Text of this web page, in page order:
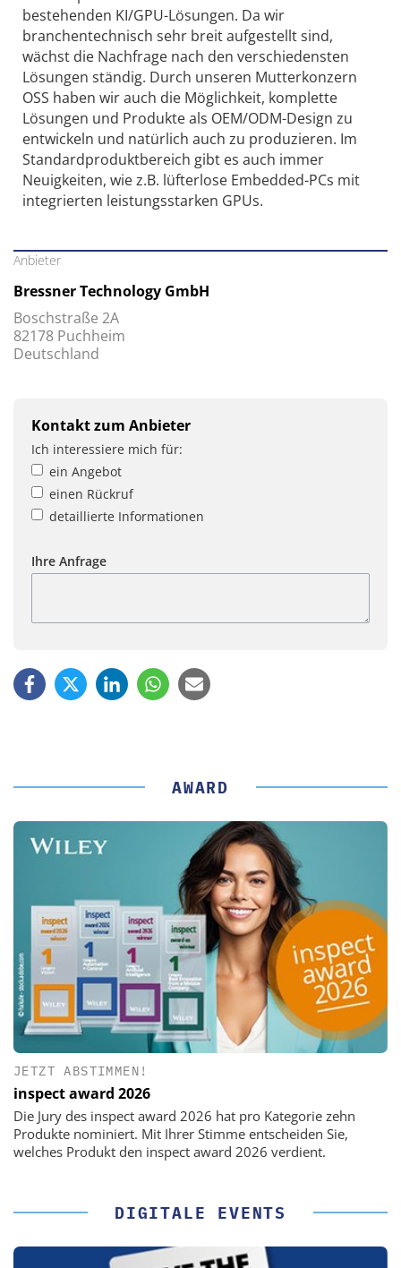
bestehenden KI/GPU-Lösungen. Da wir
branchentechnisch sehr breit aufgestellt sind,
wächst die Nachfrage nach den verschiedensten
Lösungen ständig. Durch unseren Mutterkonzern
OSS haben wir auch die Möglichkeit, komplette
Lösungen und Produkte als OEM/ODM-Design zu
entwickeln und natürlich auch zu produzieren. Im
Standardproduktbereich gibt es auch immer
Neuigkeiten, wie z.B. lüfterlose Embedded-PCs mit
integrierten leistungsstarken GPUs.
Anbieter
Bressner Technology GmbH
Boschstraße 2A
82178 Puchheim
Deutschland
Kontakt zum Anbieter
Ich interessiere mich für:
ein Angebot
einen Rückruf
detaillierte Informationen
Ihre Anfrage
AWARD
JETZT ABSTIMMEN!
inspect award 2026
Die Jury des inspect award 2026 hat pro Kategorie zehn
Produkte nominiert. Mit Ihrer Stimme entscheiden Sie,
welches Produkt den inspect award 2026 verdient.
DIGITALE EVENTS